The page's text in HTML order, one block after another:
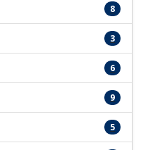
8
3
6
9
5